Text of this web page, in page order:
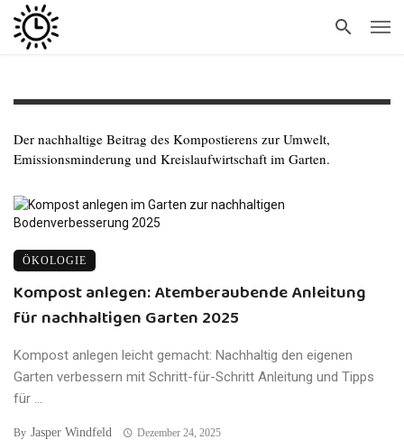
Der nachhaltige Beitrag des Kompostierens zur Umwelt,
Emissionsminderung und Kreislaufwirtschaft im Garten.
ÖKOLOGIE
Kompost anlegen: Atemberaubende Anleitung
für nachhaltigen Garten 2025
Kompost anlegen leicht gemacht: Nachhaltig den eigenen
Garten verbessern mit Schritt-für-Schritt Anleitung und Tipps
für ...
By Jasper Windfeld Dezember 24, 2025